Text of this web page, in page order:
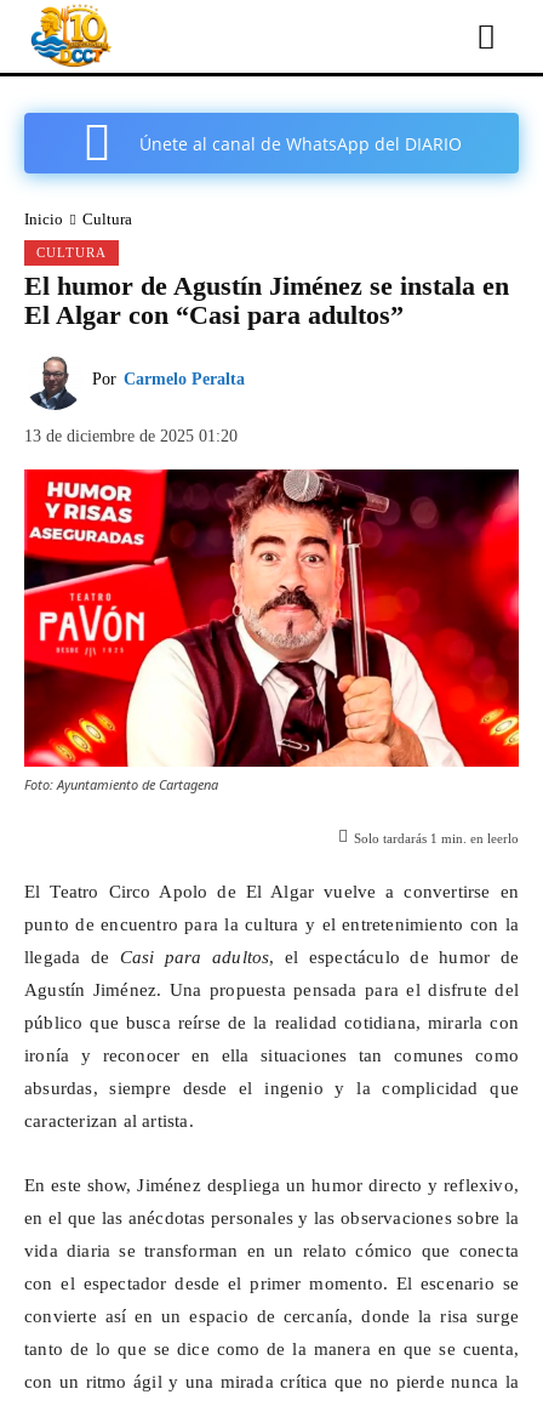
Únete al canal de WhatsApp del DIARIO
Inicio Cultura
CULTURA
El humor de Agustín Jiménez se instala en
El Algar con “Casi para adultos”
Por Carmelo Peralta
13 de diciembre de 2025 01:20
Foto: Ayuntamiento de Cartagena
Solo tardarás 1 min. en leerlo
El Teatro Circo Apolo de El Algar vuelve a convertirse en
punto de encuentro para la cultura y el entretenimiento con la
llegada de Casi para adultos, el espectáculo de humor de
Agustín Jiménez. Una propuesta pensada para el disfrute del
público que busca reírse de la realidad cotidiana, mirarla con
ironía y reconocer en ella situaciones tan comunes como
absurdas, siempre desde el ingenio y la complicidad que
caracterizan al artista.
En este show, Jiménez despliega un humor directo y reflexivo,
en el que las anécdotas personales y las observaciones sobre la
vida diaria se transforman en un relato cómico que conecta
con el espectador desde el primer momento. El escenario se
convierte así en un espacio de cercanía, donde la risa surge
tanto de lo que se dice como de la manera en que se cuenta,
con un ritmo ágil y una mirada crítica que no pierde nunca la